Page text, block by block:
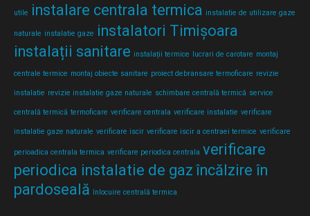
utile instalare centrala termica instalatie de utilizare gaze
naturale instalatie gaze instalatori Timișoara
instalații sanitare instalații termice lucrari de carotare montaj
centrale termice montaj obiecte sanitare proiect debransare termoficare revizie
instalatie revizie instalatie gaze naturale schimbare centrală termică service
centrală termică termoficare verificare centrala verificare instalatie verificare
instalatie gaze naturale verificare iscir verificare iscir a centraei termice verificare
perioadica centrala termica verificare periodica centrala verificare
periodica instalatie de gaz încălzire în
pardoseală înlocuire centrală termica